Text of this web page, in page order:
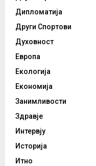
Дипломатија
Други Спортови
Духовност
Европа
Екологија
Економија
Занимливости
Здравје
Интервју
Историја
Итно